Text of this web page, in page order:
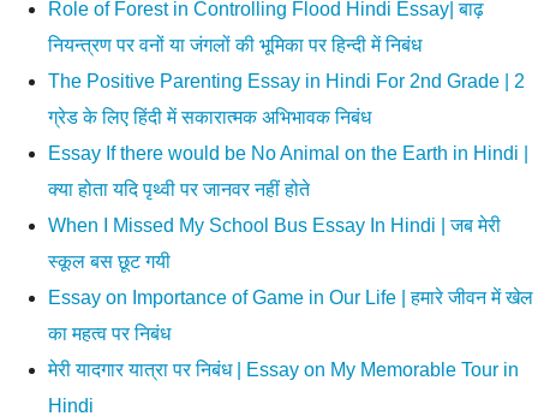
Role of Forest in Controlling Flood Hindi Essay| बाढ़
नियन्त्रण पर वनों या जंगलों की भूमिका पर हिन्दी में निबंध
The Positive Parenting Essay in Hindi For 2nd Grade | 2
ग्रेड के लिए हिंदी में सकारात्मक अभिभावक निबंध
Essay If there would be No Animal on the Earth in Hindi |
क्या होता यदि पृथ्वी पर जानवर नहीं होते
When I Missed My School Bus Essay In Hindi | जब मेरी
स्कूल बस छूट गयी
Essay on Importance of Game in Our Life | हमारे जीवन में खेल
का महत्व पर निबंध
मेरी यादगार यात्रा पर निबंध | Essay on My Memorable Tour in
Hindi